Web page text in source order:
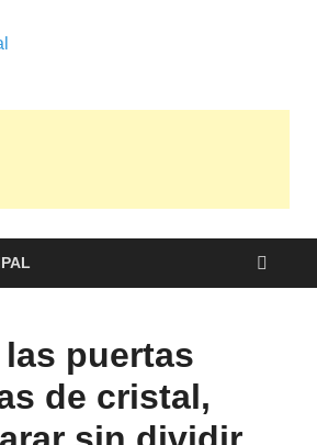
bricolaje, belleza entre otras, para
puertas
de cristal,